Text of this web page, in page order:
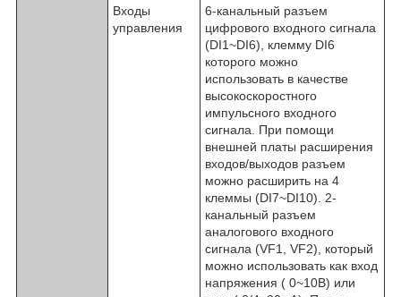
Входы
управления
6-канальный разъем
цифрового входного сигнала
(DI1~DI6), клемму DI6
которого можно
использовать в качестве
высокоскоростного
импульсного входного
сигнала. При помощи
внешней платы расширения
входов/выходов разъем
можно расширить на 4
клеммы (DI7~DI10). 2-
канальный разъем
аналогового входного
сигнала (VF1, VF2), который
можно использовать как вход
напряжения ( 0~10В) или